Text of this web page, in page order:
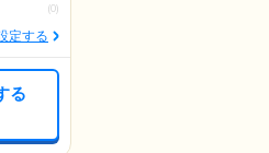
(0)
定する
る